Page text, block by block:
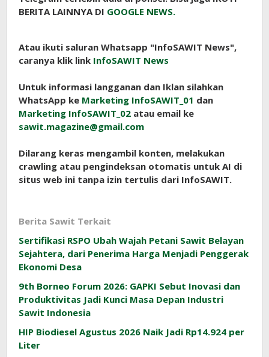
BERITA LAINNYA DI GOOGLE NEWS.
Atau ikuti saluran Whatsapp "InfoSAWIT News",
caranya klik link InfoSAWIT News
Untuk informasi langganan dan Iklan silahkan
WhatsApp ke Marketing InfoSAWIT_01 dan
Marketing InfoSAWIT_02 atau email ke
sawit.magazine@gmail.com
Dilarang keras mengambil konten, melakukan
crawling atau pengindeksan otomatis untuk AI di
situs web ini tanpa izin tertulis dari InfoSAWIT.
Berita Sawit Terkait
Sertifikasi RSPO Ubah Wajah Petani Sawit Belayan
Sejahtera, dari Penerima Harga Menjadi Penggerak
Ekonomi Desa
9th Borneo Forum 2026: GAPKI Sebut Inovasi dan
Produktivitas Jadi Kunci Masa Depan Industri
Sawit Indonesia
HIP Biodiesel Agustus 2026 Naik Jadi Rp14.924 per
Liter